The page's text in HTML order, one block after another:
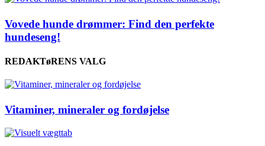
Vovede hunde drømmer: Find den perfekte
hundeseng!
REDAKTøRENS VALG
Vitaminer, mineraler og fordøjelse